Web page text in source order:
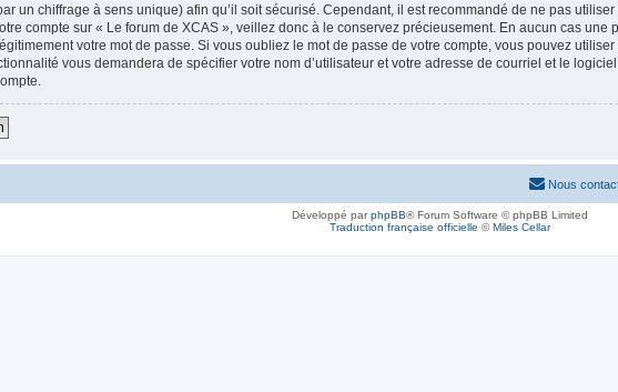
un chiffrage à sens unique) afin qu’il soit sécurisé. Cependant, il est recommandé de ne pas
compte sur « Le forum de XCAS », veillez donc à le conservez précieusement. En aucun cas
votre mot de passe. Si vous oubliez le mot de passe de votre compte, vous pouvez
vous demandera de spécifier votre nom d’utilisateur et votre adresse de courriel et le
Nous
Développé parphpBB® Forum Software © phpBB Limited
Traduction française officielle ©Miles Cellar